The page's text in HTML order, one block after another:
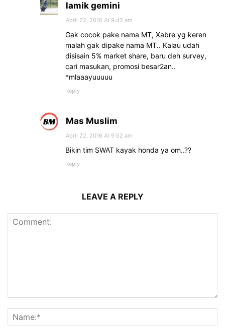
lamik gemini
April 22, 2016 At 9:42 am
Gak cocok pake nama MT, Xabre yg keren
malah gak dipake nama MT.. Kalau udah
disisain 5% market share, baru deh survey,
cari masukan, promosi besar2an..
*mlaaayuuuuu
Reply
Mas Muslim
April 22, 2016 At 9:52 am
Bikin tim SWAT kayak honda ya om..??
Reply
LEAVE A REPLY